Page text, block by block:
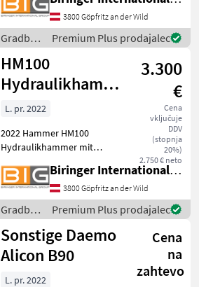
3800 Göpfritz an der Wild
Gradbeni
stroji /
Sonstige
Premium Plus prodajalec
HM100
Hydraulikhammer
mit Lehnhoff
3.300
€
Cena
vključuje
DDV
(stopnja
20%)
2.750 € neto
L. pr. 2022
2022 Hammer HM100
Hydraulikhammer mit
Baujahr 2022 mit Lehnhoff
MS01 Aufnahme, inkl. 1
Meißel, 105 kg Eigengewicht
passend zu 1 - 2, 5 t Bagger
Biringer International GmbH
3800 Göpfritz an der Wild
Gradbeni
stroji /
Hammer
Premium Plus prodajalec
Sonstige Daemo
Alicon B90
Cena
na
zahtevo
L. pr. 2022